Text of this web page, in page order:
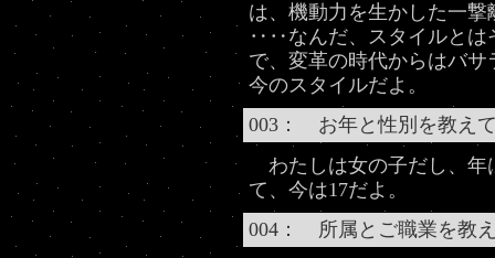
は、機動力を生かした一
‥‥なんだ、スタイルとは
で、変革の時代からはバ
今のスタイルだよ。
003： お年と性別を教え
わたしは女の子だし、
て、今は17だよ。
004： 所属とご職業を教